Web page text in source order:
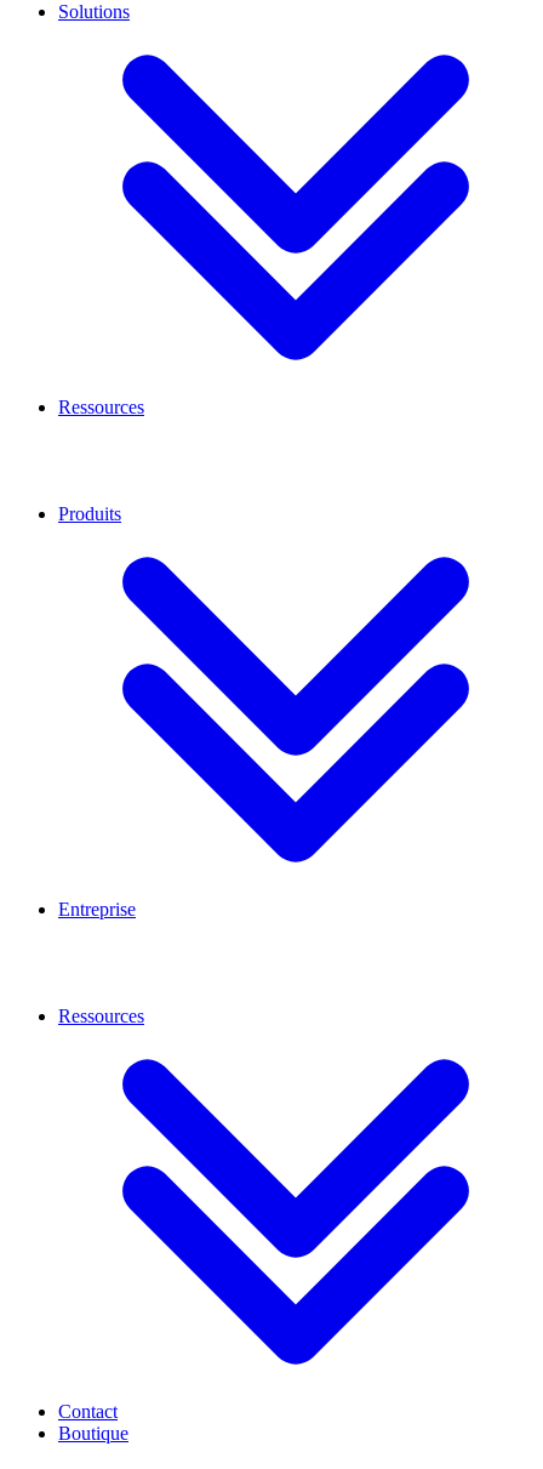
Ressources
Entreprise
Contact
Boutique
Solutions
Produits
Ressources